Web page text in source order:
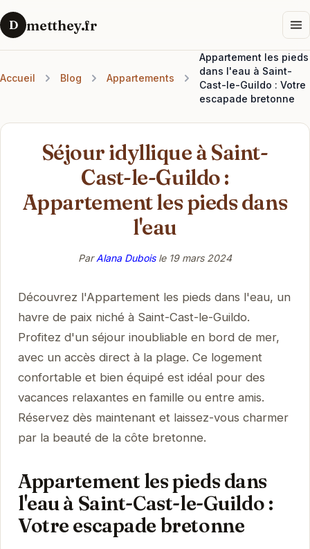
D metthey.fr
Accueil Blog Appartements
Appartement les pieds
dans l'eau à Saint-
Cast-le-Guildo : Votre
escapade bretonne
Séjour idyllique à Saint-
Cast-le-Guildo :
Appartement les pieds dans
l'eau
ParAlana Duboisle 19 mars 2024
Découvrez l'Appartement les pieds dans l'eau, un
havre de paix niché à Saint-Cast-le-Guildo.
Profitez d'un séjour inoubliable en bord de mer,
avec un accès direct à la plage. Ce logement
confortable et bien équipé est idéal pour des
vacances relaxantes en famille ou entre amis.
Réservez dès maintenant et laissez-vous charmer
par la beauté de la côte bretonne.
Appartement les pieds dans
l'eau à Saint-Cast-le-Guildo :
Votre escapade bretonne